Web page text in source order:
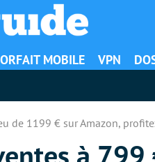
MOBILE VPN
de 1199 € sur Amazon,